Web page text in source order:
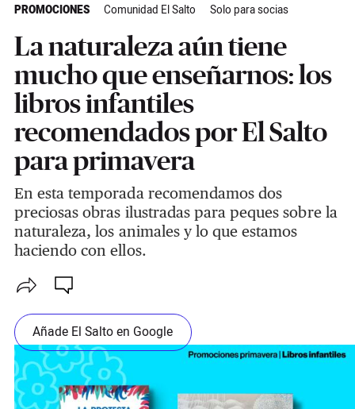
PROMOCIONES Comunidad El Salto Solo para socias
La naturaleza aún tiene
mucho que enseñarnos: los
libros infantiles
recomendados por El Salto
para primavera
En esta temporada recomendamos dos
preciosas obras ilustradas para peques sobre la
naturaleza, los animales y lo que estamos
haciendo con ellos.
Añade El Salto en Google